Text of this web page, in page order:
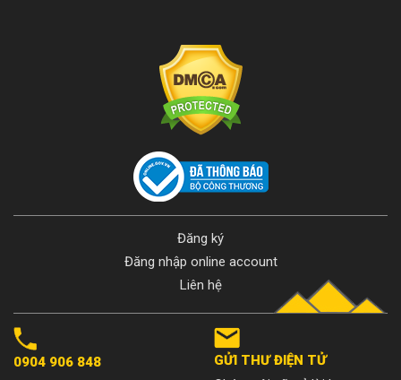
Đăng ký
Đăng nhập online account
Liên hệ
0904 906 848
GỬI THƯ ĐIỆN TỬ